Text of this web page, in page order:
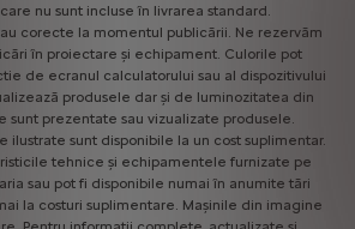
nu sunt incluse în livrarea standard.
corecte la momentul publicării. Ne rezervăm
în proiectare și echipament. Culorile pot
de ecranul calculatorului sau al dispozitivului
produsele dar și de luminozitatea din
sunt prezentate sau vizualizate produsele.
ilustrate sunt disponibile la un cost suplimentar.
tehnice și echipamentele furnizate pe
sau pot fi disponibile numai în anumite tări
la costuri suplimentare. Mașinile din imagine